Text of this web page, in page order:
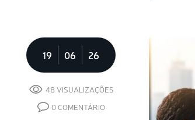
19 06 26
48 VISUALIZAÇÕES
0 COMENTÁRIO